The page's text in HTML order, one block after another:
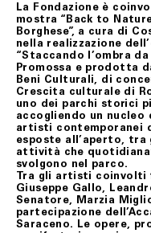
della consegna
art. 6.
In ogni ipotesi di cui
le condizioni del/i
Merz provvederà al
storno dell’importo
indicata dal Cliente,
comunque, in ogni
rientro della merce.
Nei casi di mancato
di esercizio del
contratto rimarrà
non avrà nulla a
richiesto, restituirà il/i
le spese di spedizione.
La Fondazione è
mostra “Back to
Borghese”, a cura di
nella realizzazione
“Staccando l’ombra da
Promossa e prodotta
Beni Culturali, di
Crescita culturale di
uno dei parchi storici
accogliendo un
artisti contemporanei
esposte all’aperto, tra
attività che
svolgono nel parco.
Tra gli artisti coinvolti
Giuseppe Gallo,
Senatore, Marzia
partecipazione
Saraceno. Le opere,